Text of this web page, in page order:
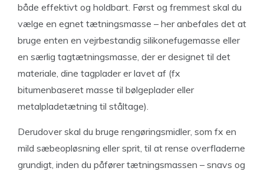
både effektivt og holdbart. Først og fremmest skal du
vælge en egnet tætningsmasse – her anbefales det at
bruge enten en vejrbestandig silikonefugemasse eller
en særlig tagtætningsmasse, der er designet til det
materiale, dine tagplader er lavet af (fx
bitumenbaseret masse til bølgeplader eller
metalpladetætning til ståltage).
Derudover skal du bruge rengøringsmidler, som fx en
mild sæbeopløsning eller sprit, til at rense overfladerne
grundigt, inden du påfører tætningsmassen – snavs og